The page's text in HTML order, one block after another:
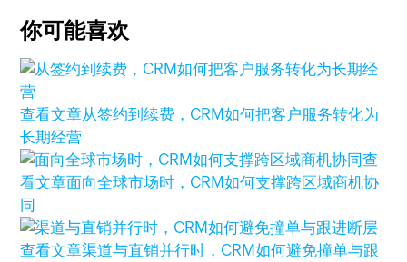
你可能喜欢
查看文章从签约到续费，CRM如何把客户服务转化为
长期经营
查
看文章面向全球市场时，CRM如何支撑跨区域商机协
同
查看文章渠道与直销并行时，CRM如何避免撞单与跟